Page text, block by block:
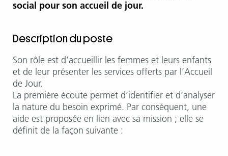
social pour son accueil de jour.
Description du poste
Son rôle est d’accueillir les femmes et leurs enfants
et de leur présenter les services offerts par l’Accueil
de Jour.
La première écoute permet d’identifier et d’analyser
la nature du besoin exprimé. Par conséquent, une
aide est proposée en lien avec sa mission ; elle se
définit de la façon suivante :